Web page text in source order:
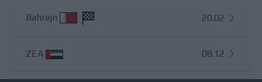
Bahrajn 20.02
ZEA 08.12